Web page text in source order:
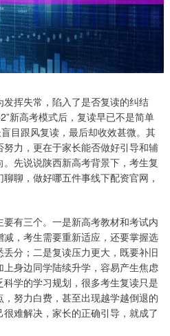
挥失常，陷入了是否复读的纠结
新高考模式后，复读早已不是简单
目跟风复读，最后却收效甚微。其
力，更在于家长能否做好引导和辅
先说说陕西新高考背景下，考生复
聊，做好哪五件事线下配资官网，
有三个。一是新高考教材和考试内
，考生需要重新适应，还要掌握选
分；二是复读压力更大，既要补旧
身边同学陆续升学，容易产生焦虑
学的学习规划，很多考生复读只是
努力白费，甚至出现越学越倒退的
难解决，家长的正确引导，就成了